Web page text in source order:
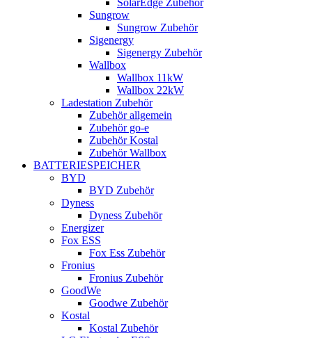
SolarEdge Zubehör
Sungrow
Sungrow Zubehör
Sigenergy
Sigenergy Zubehör
Wallbox
Wallbox 11kW
Wallbox 22kW
Ladestation Zubehör
Zubehör allgemein
Zubehör go-e
Zubehör Kostal
Zubehör Wallbox
BATTERIESPEICHER
BYD
BYD Zubehör
Dyness
Dyness Zubehör
Energizer
Fox ESS
Fox Ess Zubehör
Fronius
Fronius Zubehör
GoodWe
Goodwe Zubehör
Kostal
Kostal Zubehör